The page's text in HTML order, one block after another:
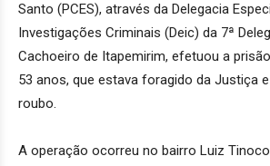
Santo (PCES), através da Delegacia
Investigações Criminais (Deic) da 7ª
Cachoeiro de Itapemirim, efetuou a
53 anos, que estava foragido da Justiça
roubo.
A operação ocorreu no bairro Luiz